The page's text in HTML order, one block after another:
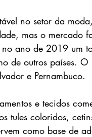
no setor da
mas o mercado
ano de 2019 um
de outros países.
e Pernambuco.
e tecidos
tules coloridos,
como base de